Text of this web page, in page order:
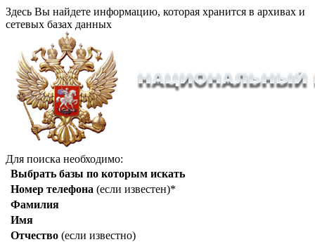
Здесь Вы найдете информацию, которая хранится в архивах и
сетевых базах данных
Для поиска необходимо:
Выбрать базы по которым искать
Номер телефона (если известен)*
Фамилия
Имя
Отчество (если известно)